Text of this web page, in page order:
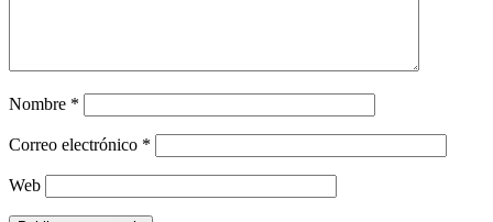
Nombre *
Correo electrónico *
Web